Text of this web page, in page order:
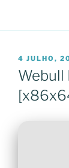
PUBLICADO
EM
4 JULHO,
Webull